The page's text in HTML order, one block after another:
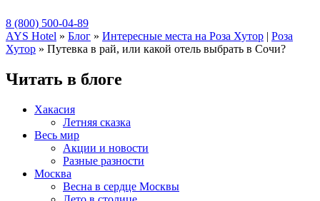
8 (800) 500-04-89
AYS Hotel » Блог » Интересные места на Роза Хутор | Роза
Хутор » Путевка в рай, или какой отель выбрать в Сочи?
Читать в блоге
Хакасия
Летняя сказка
Весь мир
Акции и новости
Разные разности
Москва
Весна в сердце Москвы